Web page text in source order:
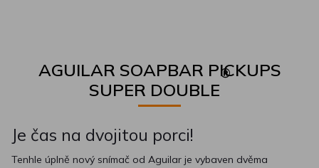
AGUILAR SOAPBAR PICKUPS
SUPER DOUBLE
®
Je čas na dvojitou porci!
Tenhle úplně nový snímač od Aguilar je vybaven dvěma